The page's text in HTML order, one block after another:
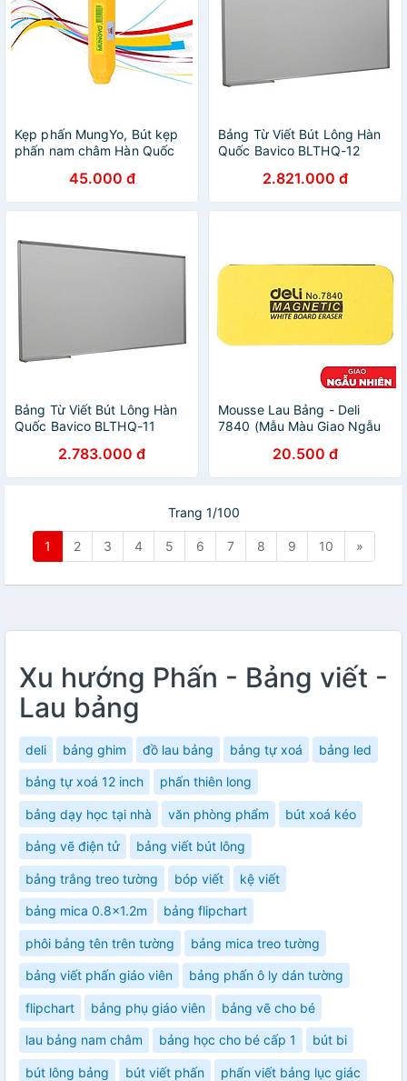
Kẹp phấn MungYo, Bút kẹp
phấn nam châm Hàn Quốc
45.000 đ
Bảng Từ Viết Bút Lông Hàn
Quốc Bavico BLTHQ-12
2.821.000 đ
Bảng Từ Viết Bút Lông Hàn
Quốc Bavico BLTHQ-11
2.783.000 đ
Mousse Lau Bảng - Deli
7840 (Mẫu Màu Giao Ngẫu
20.500 đ
Trang 1/100
1 2 3 4 5 6 7 8 9 10 »
Xu hướng Phấn - Bảng viết -
Lau bảng
deli bảng ghim đồ lau bảng bảng tự xoá bảng led
bảng tự xoá 12 inch phấn thiên long
bảng dạy học tại nhà văn phòng phẩm bút xoá kéo
bảng vẽ điện tử bảng viết bút lông
bảng trắng treo tường bóp viết kệ viết
bảng mica 0.8x1.2m bảng flipchart
phôi bảng tên trên tường bảng mica treo tường
bảng viết phấn giáo viên bảng phấn ô ly dán tường
flipchart bảng phụ giáo viên bảng vẽ cho bé
lau bảng nam châm bảng học cho bé cấp 1 bút bi
bút lông bảng bút viết phấn phấn viết bảng lục giác